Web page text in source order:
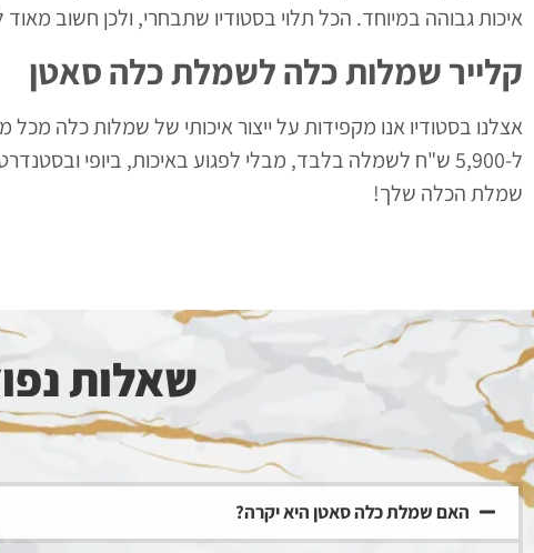
איכות גבוהה במיוחד. הכל תלוי בסטודיו שתבחרי, ולכן חשוב
קלייר שמלות כלה לשמלת כלה סאטן
אצלנו בסטודיו אנו מקפידות על ייצור איכותי של שמלות כלה
ל-5,900 ש"ח לשמלה בלבד, מבלי לפגוע באיכות, ביופי
שמלת הכלה שלך!
שאלות
האם שמלת כלה סאטן היא יקרה?